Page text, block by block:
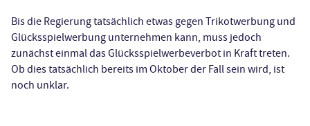
Bis die Regierung tatsächlich etwas gegen Trikotwerbung und
Glücksspielwerbung unternehmen kann, muss jedoch
zunächst einmal das Glücksspielwerbeverbot in Kraft treten.
Ob dies tatsächlich bereits im Oktober der Fall sein wird, ist
noch unklar.